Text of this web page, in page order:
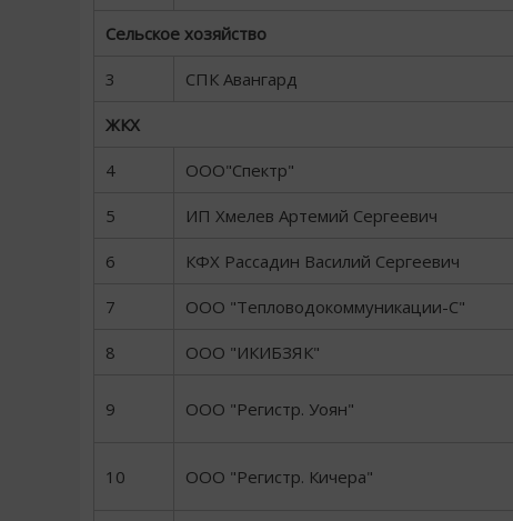
Сельское хозяйство
3 СПК Авангард
ЖКХ
4 ООО"Спектр"
5 ИП Хмелев Артемий Сергеевич
6 КФХ Рассадин Василий Сергеевич
7 ООО "Тепловодокоммуникации-С"
8 ООО "ИКИБЗЯК"
9 ООО "Регистр. Уоян"
10 ООО "Регистр. Кичера"